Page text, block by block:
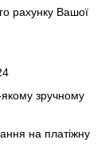
рахунку Вашої
зручному
на платіжну